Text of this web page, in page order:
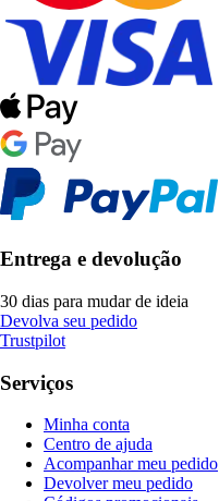
Entrega e devolução
30 dias para mudar de ideia
Devolva seu pedido
Trustpilot
Serviços
Minha conta
Centro de ajuda
Acompanhar meu pedido
Devolver meu pedido